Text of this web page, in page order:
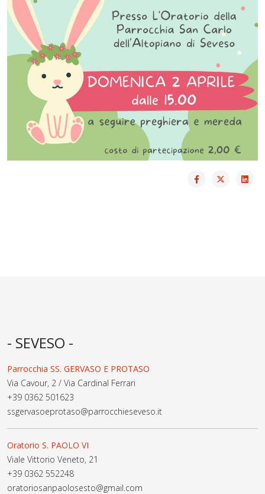
- SEVESO -
Parrocchia SS. GERVASO E PROTASO
Via Cavour, 2 / Via Cardinal Ferrari
+39 0362 501623
ssgervasoeprotaso@parrocchieseveso.it
Oratorio S. PAOLO VI
Viale Vittorio Veneto, 21
+39 0362 552248
oratoriosanpaolosesto@gmail.com